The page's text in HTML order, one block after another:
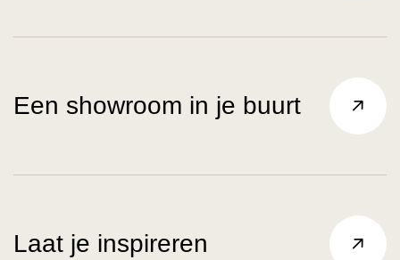
Een showroom in je buurt
Laat je inspireren